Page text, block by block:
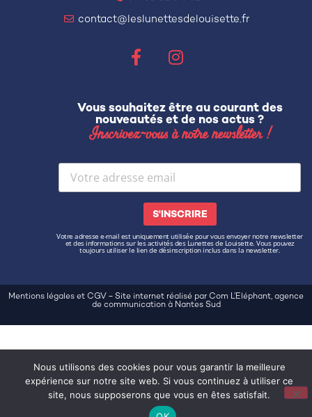
contact@leslunettesdelouisette.fr
Vous souhaitez être au courant des
nouveautés et de nos actus ?
Inscrivez-vous à notre newsletter !
Votre adresse e-mail est uniquement utilisée pour vous envoyer notre newsletter
et des informations sur les activités des Lunettes de Louisette. Vous pouvez
toujours utiliser le lien de désinscription inclus dans la newsletter.
Mentions légales et CGV – Site internet réalisé par Com L’Eléphant, agence
de communication à Nantes Sud
Nous utilisons des cookies pour vous garantir la meilleure
expérience sur notre site web. Si vous continuez à utiliser ce
site, nous supposerons que vous en êtes satisfait.